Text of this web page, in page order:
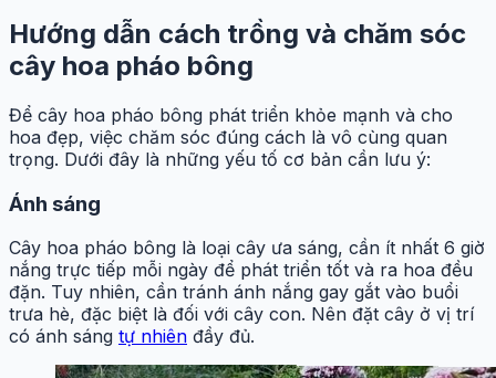
Hướng dẫn cách trồng và chăm sóc
cây hoa pháo bông
Để cây hoa pháo bông phát triển khỏe mạnh và cho
hoa đẹp, việc chăm sóc đúng cách là vô cùng quan
trọng. Dưới đây là những yếu tố cơ bản cần lưu ý:
Ánh sáng
Cây hoa pháo bông là loại cây ưa sáng, cần ít nhất 6 giờ
nắng trực tiếp mỗi ngày để phát triển tốt và ra hoa đều
đặn. Tuy nhiên, cần tránh ánh nắng gay gắt vào buổi
trưa hè, đặc biệt là đối với cây con. Nên đặt cây ở vị trí
có ánh sáng tự nhiên đầy đủ.